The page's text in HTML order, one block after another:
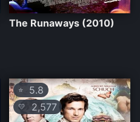
The Runaways (2010)
⭐ 5.8
💛 2,577